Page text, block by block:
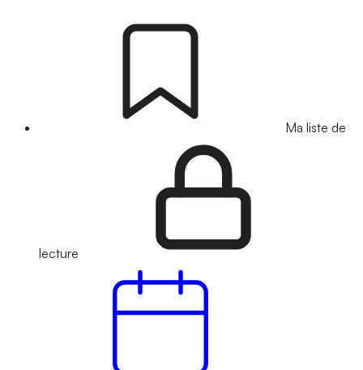
Ma liste de
lecture